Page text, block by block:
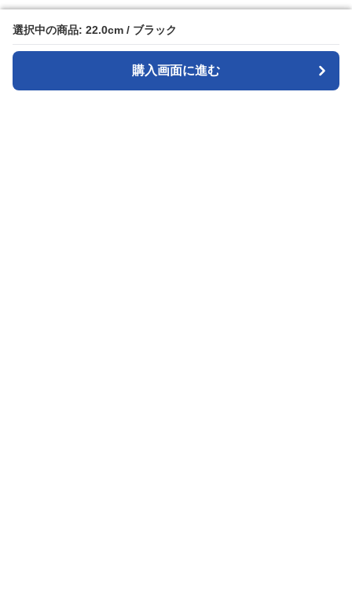
選択中の商品: 22.0cm / ブラック
購入画面に進む
選択中の商品: 22.0cm / ブラック
購入画面に進む